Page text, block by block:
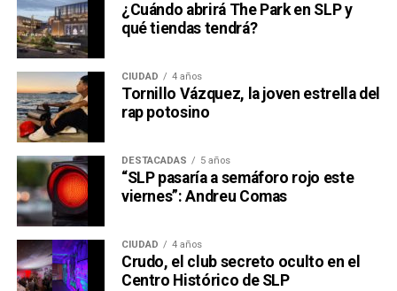
¿Cuándo abrirá The Park en SLP y
qué tiendas tendrá?
CIUDAD 4 años
Tornillo Vázquez, la joven estrella del
rap potosino
DESTACADAS 5 años
“SLP pasaría a semáforo rojo este
viernes”: Andreu Comas
CIUDAD 4 años
Crudo, el club secreto oculto en el
Centro Histórico de SLP